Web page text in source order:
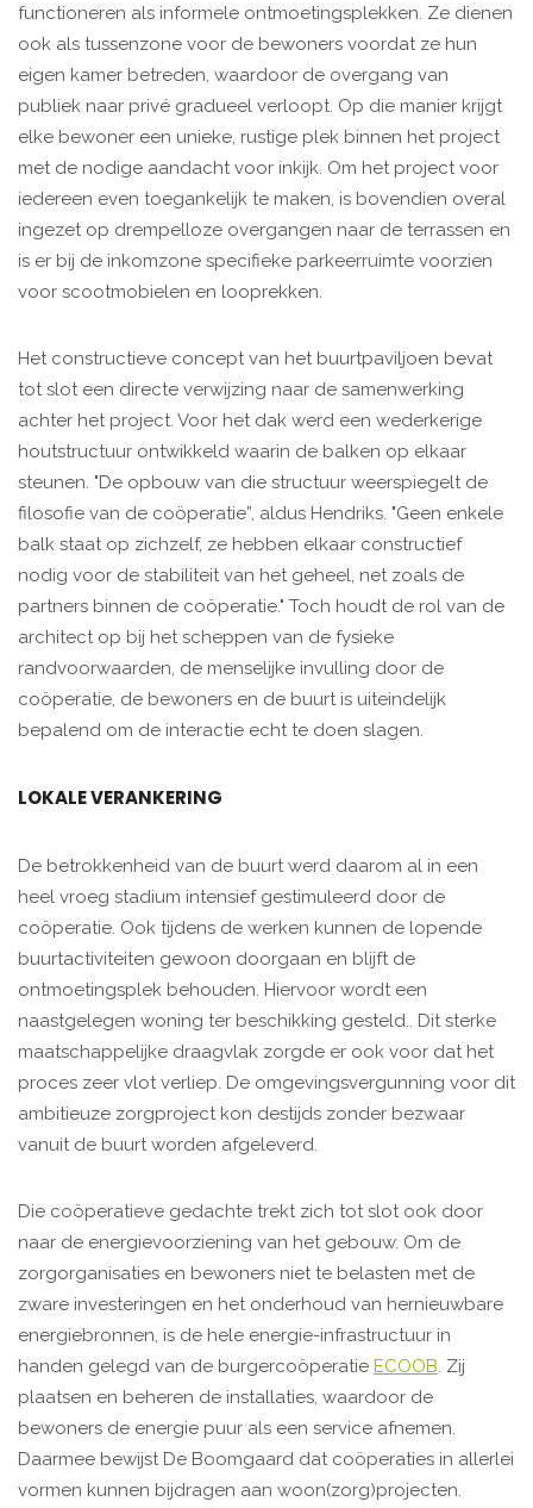
functioneren als informele ontmoetingsplekken. Ze dienen
ook als tussenzone voor de bewoners voordat ze hun
eigen kamer betreden, waardoor de overgang van
publiek naar privé gradueel verloopt. Op die manier krijgt
elke bewoner een unieke, rustige plek binnen het project
met de nodige aandacht voor inkijk. Om het project voor
iedereen even toegankelijk te maken, is bovendien overal
ingezet op drempelloze overgangen naar de terrassen en
is er bij de inkomzone specifieke parkeerruimte voorzien
voor scootmobielen en looprekken.
Het constructieve concept van het buurtpaviljoen bevat
tot slot een directe verwijzing naar de samenwerking
achter het project. Voor het dak werd een wederkerige
houtstructuur ontwikkeld waarin de balken op elkaar
steunen. "De opbouw van die structuur weerspiegelt de
filosofie van de coöperatie”, aldus Hendriks. "Geen enkele
balk staat op zichzelf, ze hebben elkaar constructief
nodig voor de stabiliteit van het geheel, net zoals de
partners binnen de coöperatie." Toch houdt de rol van de
architect op bij het scheppen van de fysieke
randvoorwaarden, de menselijke invulling door de
coöperatie, de bewoners en de buurt is uiteindelijk
bepalend om de interactie echt te doen slagen.
LOKALE VERANKERING
De betrokkenheid van de buurt werd daarom al in een
heel vroeg stadium intensief gestimuleerd door de
coöperatie. Ook tijdens de werken kunnen de lopende
buurtactiviteiten gewoon doorgaan en blijft de
ontmoetingsplek behouden. Hiervoor wordt een
naastgelegen woning ter beschikking gesteld.. Dit sterke
maatschappelijke draagvlak zorgde er ook voor dat het
proces zeer vlot verliep. De omgevingsvergunning voor dit
ambitieuze zorgproject kon destijds zonder bezwaar
vanuit de buurt worden afgeleverd.
Die coöperatieve gedachte trekt zich tot slot ook door
naar de energievoorziening van het gebouw. Om de
zorgorganisaties en bewoners niet te belasten met de
zware investeringen en het onderhoud van hernieuwbare
energiebronnen, is de hele energie-infrastructuur in
handen gelegd van de burgercoöperatie ECOOB. Zij
plaatsen en beheren de installaties, waardoor de
bewoners de energie puur als een service afnemen.
Daarmee bewijst De Boomgaard dat coöperaties in allerlei
vormen kunnen bijdragen aan woon(zorg)projecten.